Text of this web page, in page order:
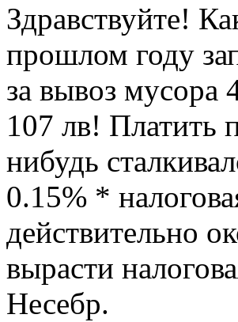
Здравствуйте!
прошлом году
за вывоз мусора
107 лв! Платить
нибудь
0.15% *
действительно
вырасти
Несебр.